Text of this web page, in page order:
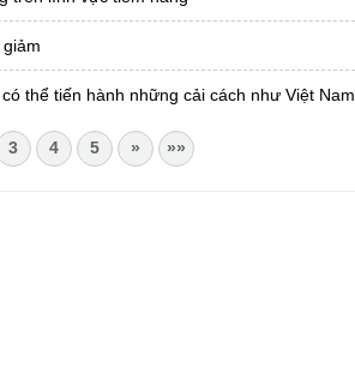
thể tiến hành những cải cách như Việt Nam
3 4 5 » »»